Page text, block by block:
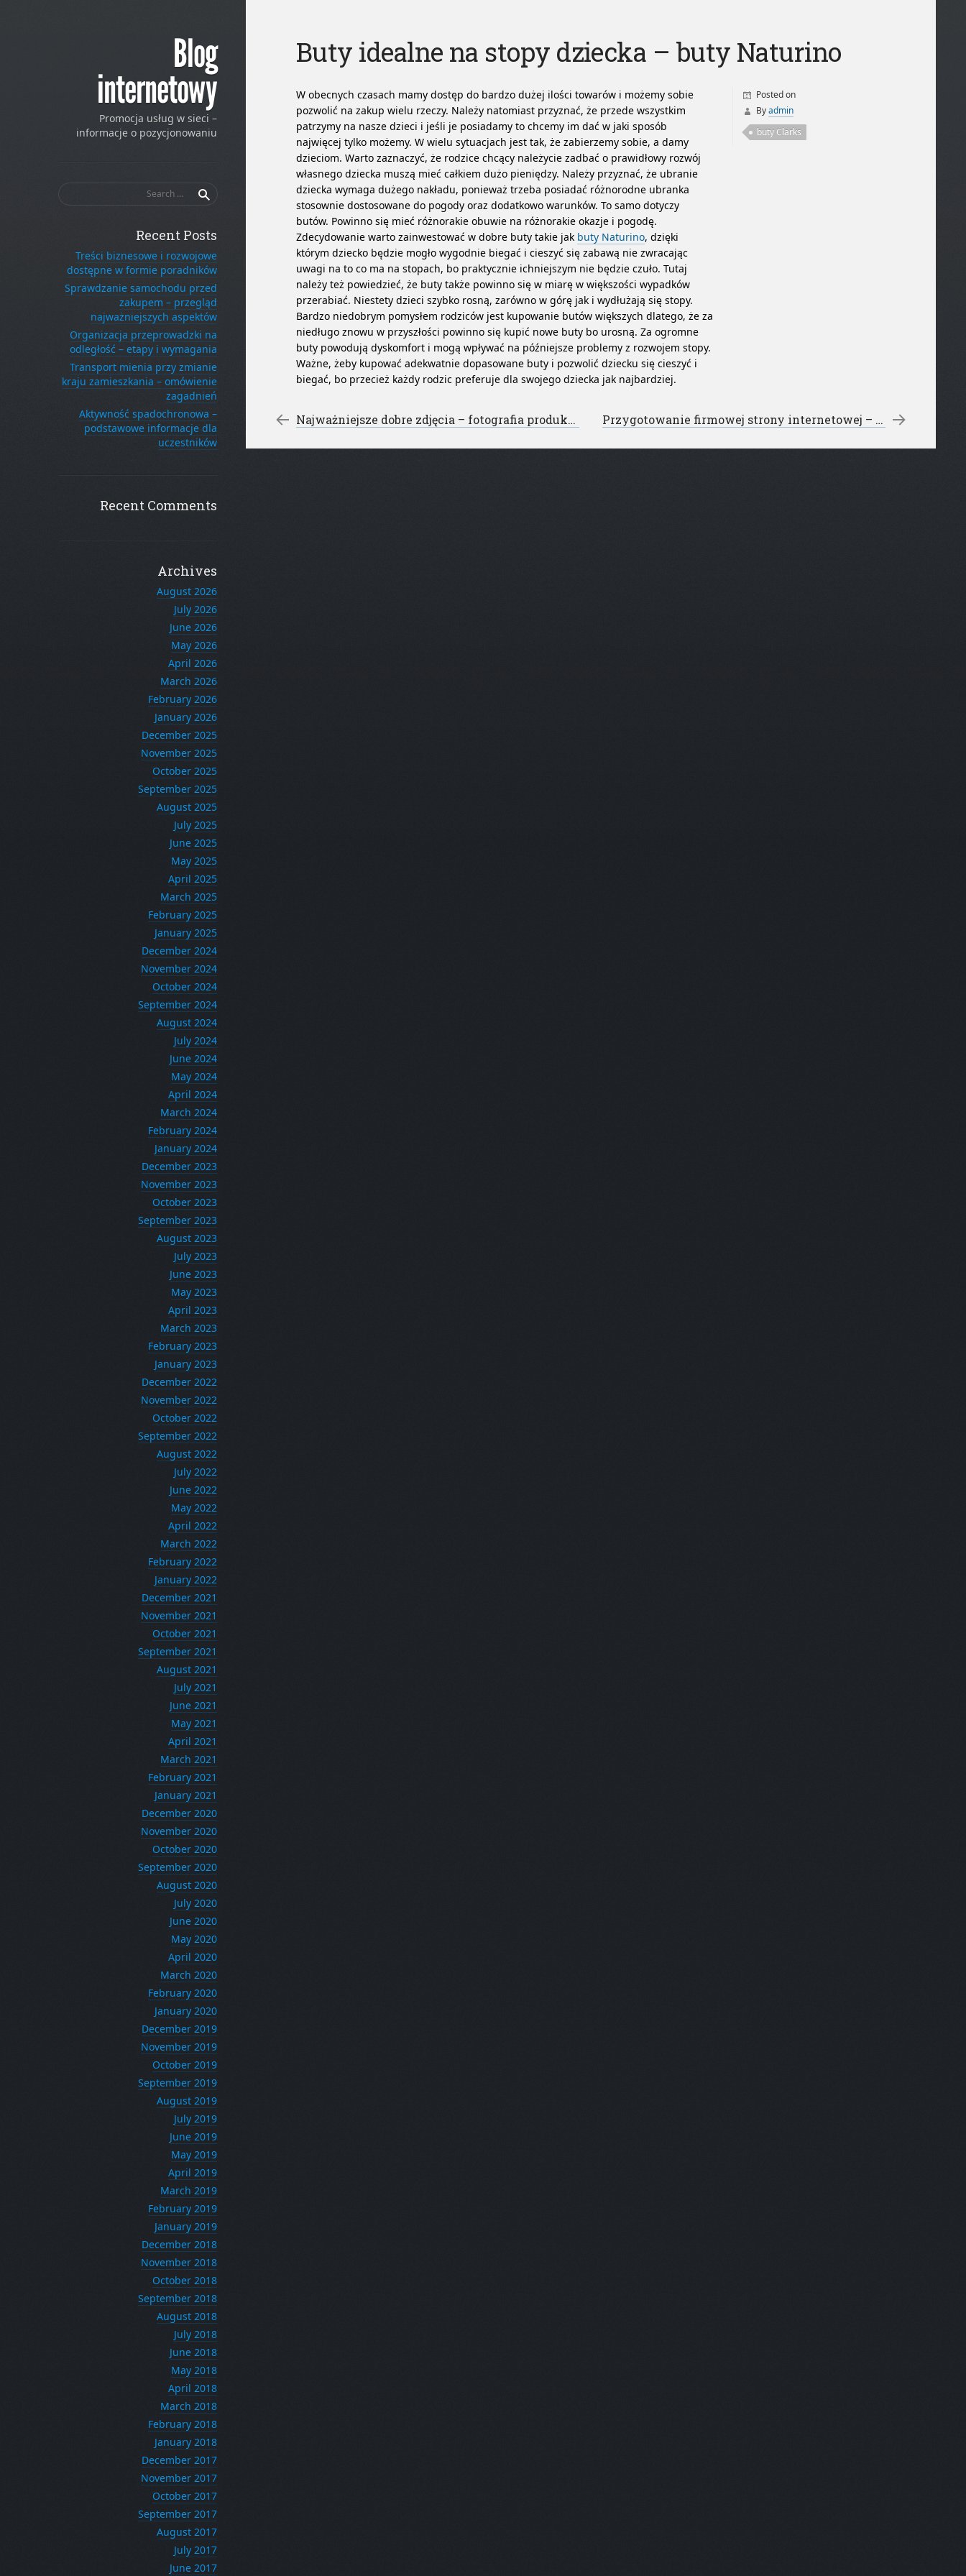
Blog
internetowy
Promocja usług w sieci –
informacje o pozycjonowaniu
Buty idealne na stopy dziecka – buty Naturino
W obecnych czasach mamy dostęp do bardzo dużej ilości towarów i możemy sobie
pozwolić na zakup wielu rzeczy. Należy natomiast przyznać, że przede wszystkim
patrzymy na nasze dzieci i jeśli je posiadamy to chcemy im dać w jaki sposób
najwięcej tylko możemy. W wielu sytuacjach jest tak, że zabierzemy sobie, a damy
dzieciom. Warto zaznaczyć, że rodzice chcący należycie zadbać o prawidłowy rozwój
własnego dziecka muszą mieć całkiem dużo pieniędzy. Należy przyznać, że ubranie
dziecka wymaga dużego nakładu, ponieważ trzeba posiadać różnorodne ubranka
stosownie dostosowane do pogody oraz dodatkowo warunków. To samo dotyczy
butów. Powinno się mieć różnorakie obuwie na różnorakie okazje i pogodę.
Zdecydowanie warto zainwestować w dobre buty takie jak buty Naturino, dzięki
którym dziecko będzie mogło wygodnie biegać i cieszyć się zabawą nie zwracając
uwagi na to co ma na stopach, bo praktycznie ichniejszym nie będzie czuło. Tutaj
należy też powiedzieć, że buty także powinno się w miarę w większości wypadków
przerabiać. Niestety dzieci szybko rosną, zarówno w górę jak i wydłużają się stopy.
Bardzo niedobrym pomysłem rodziców jest kupowanie butów większych dlatego, że za
niedługo znowu w przyszłości powinno się kupić nowe buty bo urosną. Za ogromne
buty powodują dyskomfort i mogą wpływać na późniejsze problemy z rozwojem stopy.
Ważne, żeby kupować adekwatnie dopasowane buty i pozwolić dziecku się cieszyć i
biegać, bo przecież każdy rodzic preferuje dla swojego dziecka jak najbardziej.
Posted on
Byadmin
buty Clarks
Post navigation
←
Najważniejsze dobre zdjęcia – fotografia produktowa cennik Przygotowanie firmowej strony internetowej – prezentacje multimedialne łódź
Recent Posts
Treści biznesowe i rozwojowe
dostępne w formie poradników
Sprawdzanie samochodu przed
zakupem – przegląd
najważniejszych aspektów
Organizacja przeprowadzki na
odległość – etapy i wymagania
Transport mienia przy zmianie
kraju zamieszkania – omówienie
zagadnień
Aktywność spadochronowa –
podstawowe informacje dla
uczestników
Recent Comments
Archives
August 2026
July 2026
June 2026
May 2026
April 2026
March 2026
February 2026
January 2026
December 2025
November 2025
October 2025
September 2025
August 2025
July 2025
June 2025
May 2025
April 2025
March 2025
February 2025
January 2025
December 2024
November 2024
October 2024
September 2024
August 2024
July 2024
June 2024
May 2024
April 2024
March 2024
February 2024
January 2024
December 2023
November 2023
October 2023
September 2023
August 2023
July 2023
June 2023
May 2023
April 2023
March 2023
February 2023
January 2023
December 2022
November 2022
October 2022
September 2022
August 2022
July 2022
June 2022
May 2022
April 2022
March 2022
February 2022
January 2022
December 2021
November 2021
October 2021
September 2021
August 2021
July 2021
June 2021
May 2021
April 2021
March 2021
February 2021
January 2021
December 2020
November 2020
October 2020
September 2020
August 2020
July 2020
June 2020
May 2020
April 2020
March 2020
February 2020
January 2020
December 2019
November 2019
October 2019
September 2019
August 2019
July 2019
June 2019
May 2019
April 2019
March 2019
February 2019
January 2019
December 2018
November 2018
October 2018
September 2018
August 2018
July 2018
June 2018
May 2018
April 2018
March 2018
February 2018
January 2018
December 2017
November 2017
October 2017
September 2017
August 2017
July 2017
June 2017